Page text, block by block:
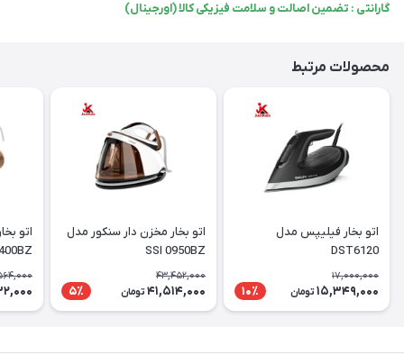
گارانتی : تضمین اصالت و سلامت فیزیکی کالا (اورجینال)
محصولات مرتبط
اتو بخار فیلیپس مدل
DST6120
17,000,000
15,349,000 تومان 10٪
اتو بخار مخزن دار سنکور مدل
SSI 0950BZ
43,452,000
41,514,000 تومان 5٪